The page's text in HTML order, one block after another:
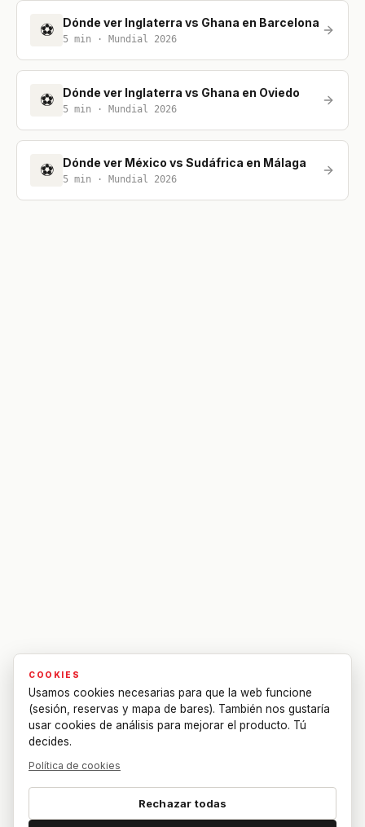
⚽ Dónde ver Inglaterra vs Ghana en Barcelona
5 min · Mundial 2026
⚽ Dónde ver Inglaterra vs Ghana en Oviedo
5 min · Mundial 2026
⚽ Dónde ver México vs Sudáfrica en Málaga
5 min · Mundial 2026
COOKIES
Usamos cookies necesarias para que la web funcione
(sesión, reservas y mapa de bares). También nos gustaría
usar cookies de análisis para mejorar el producto. Tú
decides.
Política de cookies
Rechazar todas